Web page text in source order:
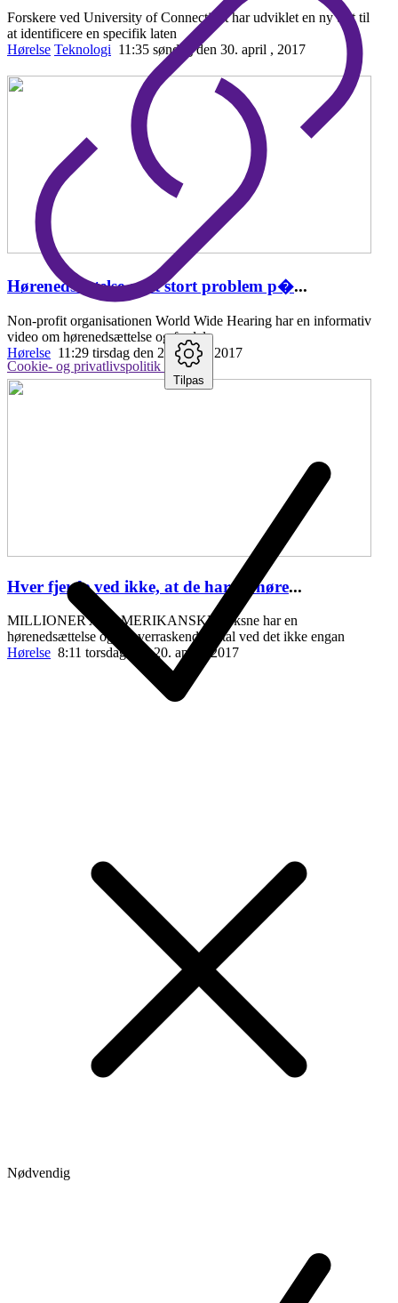
Forskere ved University of Connecticut har udviklet en ny test til
at identificere en specifik laten
Hørelse Teknologi 11:35 søndag den 30. april , 2017
Hørenedsættelse er et stort problem p�...
Non-profit organisationen World Wide Hearing har en informativ
video om hørenedsættelse og fordele
Hørelse 11:29 tirsdag den 25. april , 2017
Hver fjerde ved ikke, at de har en høre...
MILLIONER AF AMERIKANSKE voksne har en
hørenedsættelse og et overraskende antal ved det ikke engan
Hørelse 8:11 torsdag den 20. april , 2017
Cookie- og privatlivspolitik
Tilpas
Nødvendig